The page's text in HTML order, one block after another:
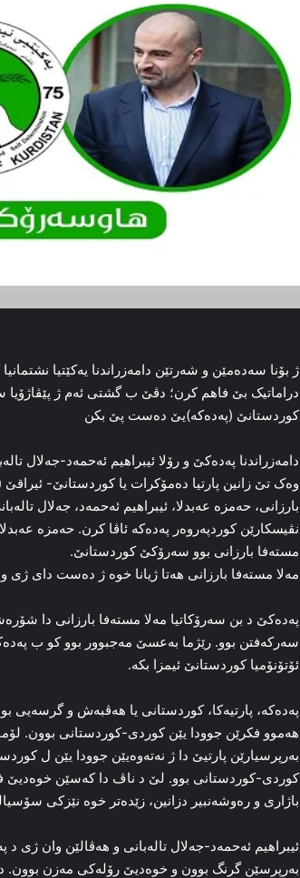
ژ بۆنا سه‌ده‌مێن و شه‌رتێن دامه‌زراندنا یه‌کێتیا
دراماتیک بێ فاهم کرن؛ دڤێ ب گشتی ئەم ژ پێڤاژۆیا
کوردستانێ (پەدەکە)یێ دەست پێ بکن
دامه‌زراندنا پەدەکێ و رۆلا ئیبراهیم ئه‌حمه‌د-جه‌لال
بارزانی، حه‌مزه‌ عه‌بدلا، ئیبراهیم ئه‌حمه‌د، جه‌لال
نڤیسکارێن کوردپه‌روه‌ر پەدەکە ئاڤا کرن. حه‌مزه‌
مسته‌فا بارزانی بوو سه‌رۆکێ کوردستانێ.
مه‌لا مسته‌فا بارزانی هه‌تا ژیانا خوه‌ ژ ده‌ست دای
پەدەکێ د بن سه‌رۆکاتیا مه‌لا مسته‌فا بارزانی دا
ئۆتۆنۆمیا کوردستانێ ئیمزا بکه‌.
پەدەکە، پارتیه‌کا، کوردستانی یا هه‌ڤبه‌ش و گرسه‌یی
هه‌موو فکرێن جوودا یێن کوردی-کوردستانی بوون.
به‌رپرسیارێن پارتیێ دا ژ نه‌ته‌وه‌یێن جوودا یێن ل
کوردی-کوردستانی بوو. لێ د ناڤ دا که‌سێن خوه‌دیێ
باژاری و ره‌وشه‌نبیر دزانین، زێده‌تر خوه‌ نێزکی
ئیبراهیم ئه‌حمه‌د-جه‌لال تاله‌بانی و هه‌ڤالێن وان ژی د
به‌رپرسێن گرنگ بوون و خوه‌دیێ رۆله‌کی مه‌زن بوون.